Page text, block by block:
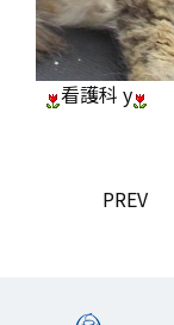
看護科 y
PREV